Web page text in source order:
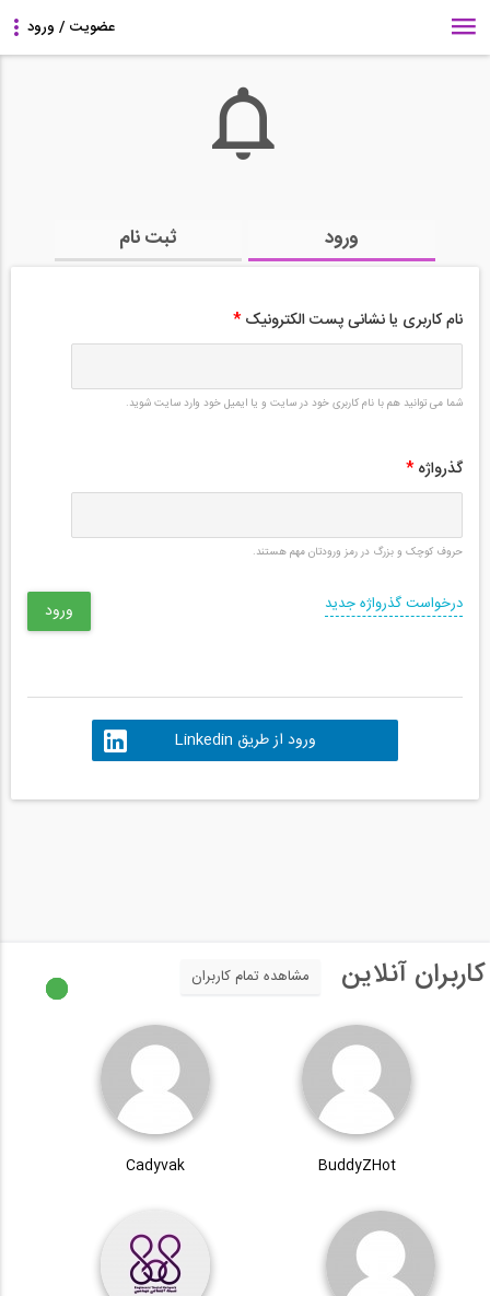
ورود ثبت نام
نام کاربری یا نشانی پست الکترونیک *
شما می توانید هم با نام کاربری خود در سایت و یا ایمیل خود وارد سایت شوید.
گذرواژه *
حروف کوچک و بزرگ در رمز ورودتان مهم هستند.
درخواست گذرواژه جدید
ورود از طریق Linkedin
کاربران آنلاین مشاهده تمام کاربران
BuddyZHot
Cadyvak